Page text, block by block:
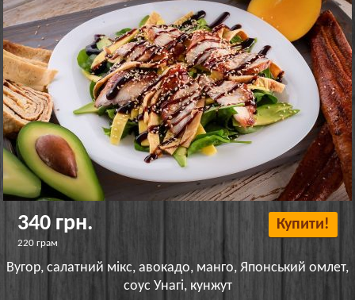
340 грн.
220 грам
Купити!
Вугор, салатний мікс, авокадо, манго, Японський омлет,
соус Унагі, кунжут